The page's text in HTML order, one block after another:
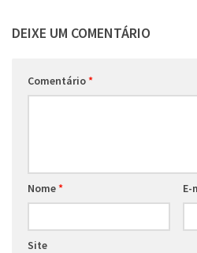
DEIXE UM COMENTÁRIO
Comentário*
Nome* E-
Site